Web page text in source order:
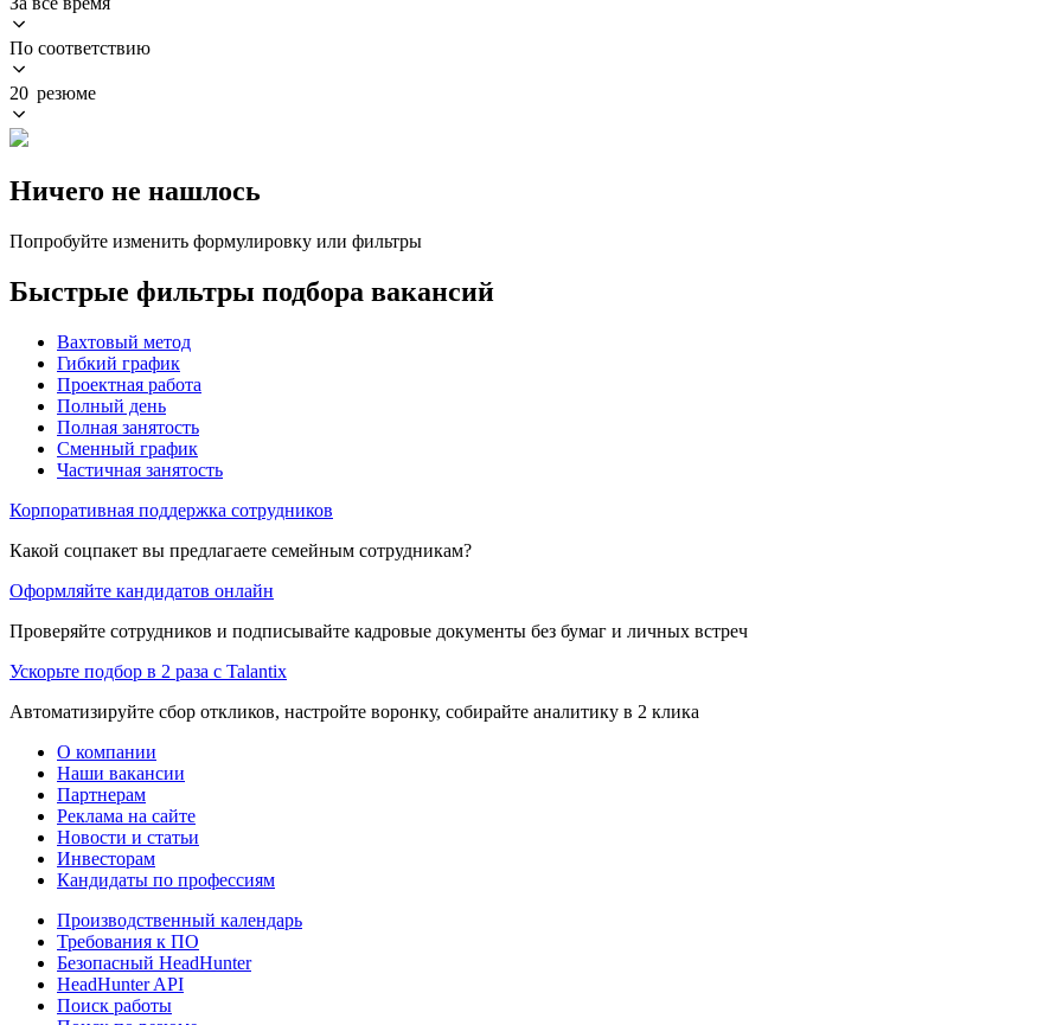
По соответствию
20 резюме
Ничего не нашлось
Попробуйте изменить формулировку или фильтры
Быстрые фильтры подбора вакансий
Вахтовый метод
Гибкий график
Проектная работа
Полный день
Полная занятость
Сменный график
Частичная занятость
Корпоративная поддержка сотрудников
Какой соцпакет вы предлагаете семейным сотрудникам?
Оформляйте кандидатов онлайн
Проверяйте сотрудников и подписывайте кадровые документы без бумаг и личных встреч
Ускорьте подбор в 2 раза с Talantix
Автоматизируйте сбор откликов, настройте воронку, собирайте аналитику в 2 клика
О компании
Наши вакансии
Партнерам
Реклама на сайте
Новости и статьи
Инвесторам
Кандидаты по профессиям
Производственный календарь
Требования к ПО
Безопасный HeadHunter
HeadHunter API
Поиск работы